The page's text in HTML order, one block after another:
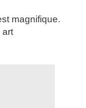
magnifique.
art